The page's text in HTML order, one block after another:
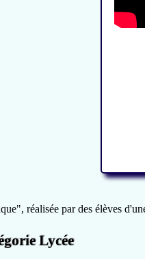
réalisée par des élèves
Lycée